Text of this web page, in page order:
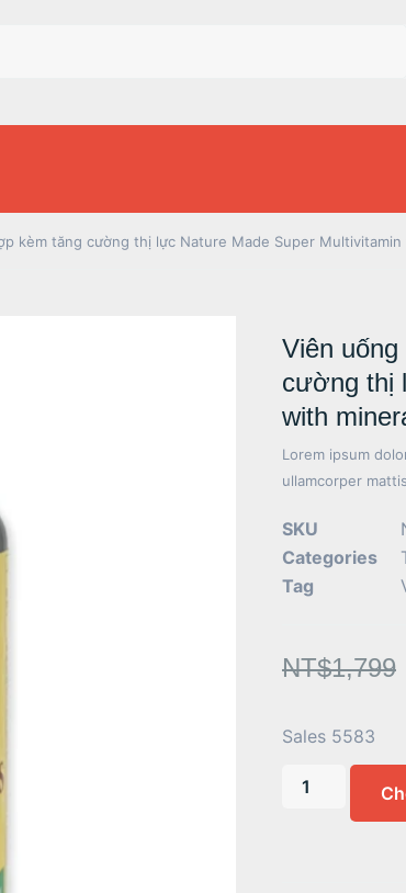
kèm tăng cường thị lực Nature Made Super
Viên
cường thị
with
Lorem ipsum
ullamcorper
SKU
Categories
Tag
NT$1,799
Sales 5583